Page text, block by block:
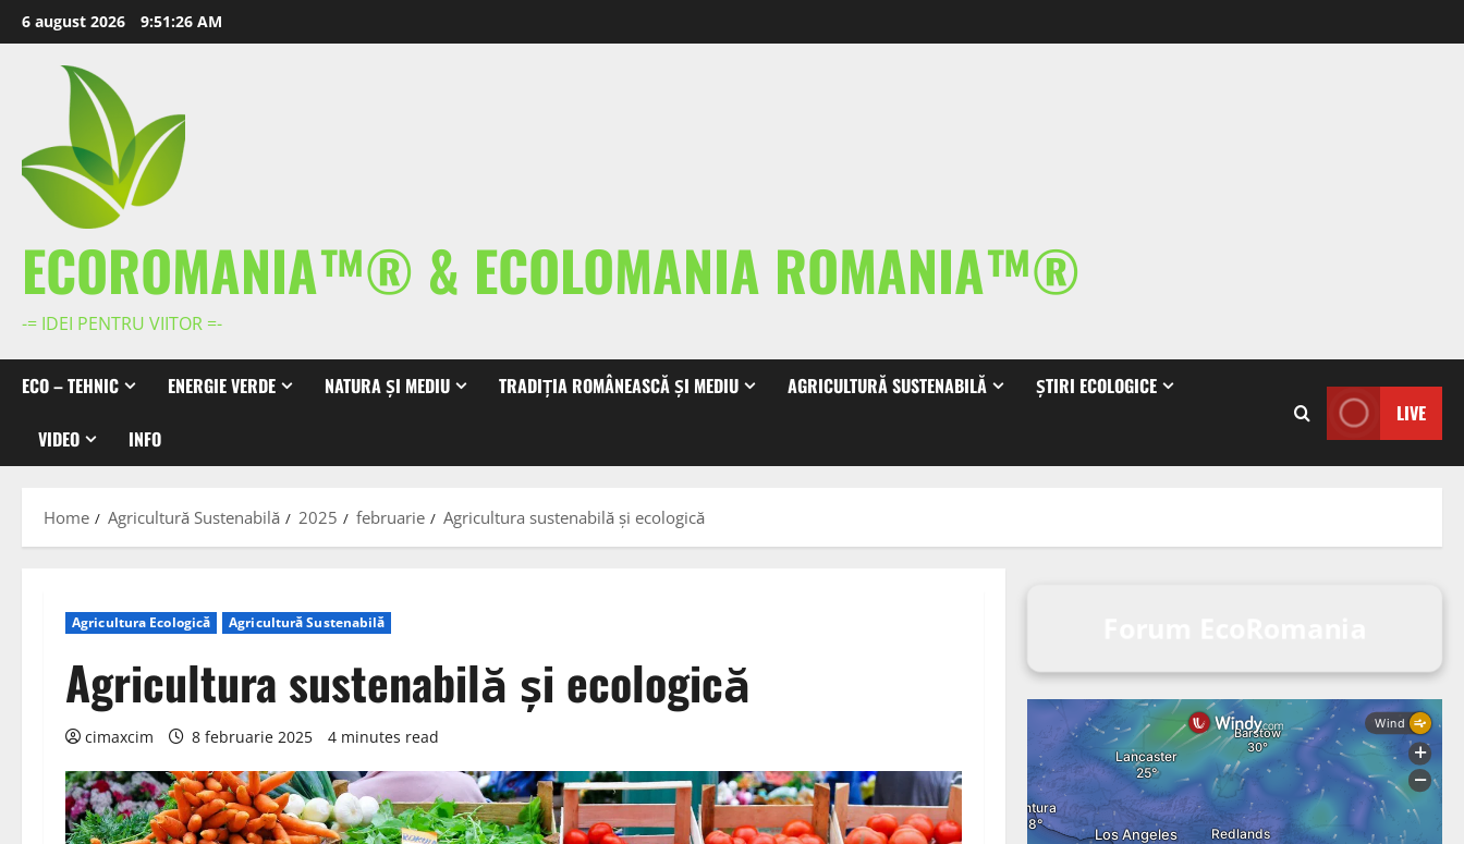
Skip
to
content
6 august 2026 9:51:27 AM
ECOROMANIA™® & ECOLOMANIA ROMANIA™®
-= IDEI PENTRU VIITOR =-
ECO – TEHNIC ENERGIE VERDE NATURA ȘI MEDIU TRADIȚIA ROMÂNEASCĂ ȘI MEDIU AGRICULTURĂ SUSTENABILĂ ȘTIRI ECOLOGICE
VIDEO INFO
LIVE
Home Agricultură Sustenabilă 2025 februarie Agricultura sustenabilă și ecologică
Agricultura Ecologică Agricultură Sustenabilă
Agricultura sustenabilă și ecologică
cimaxcim 8 februarie 2025 4 minutes read